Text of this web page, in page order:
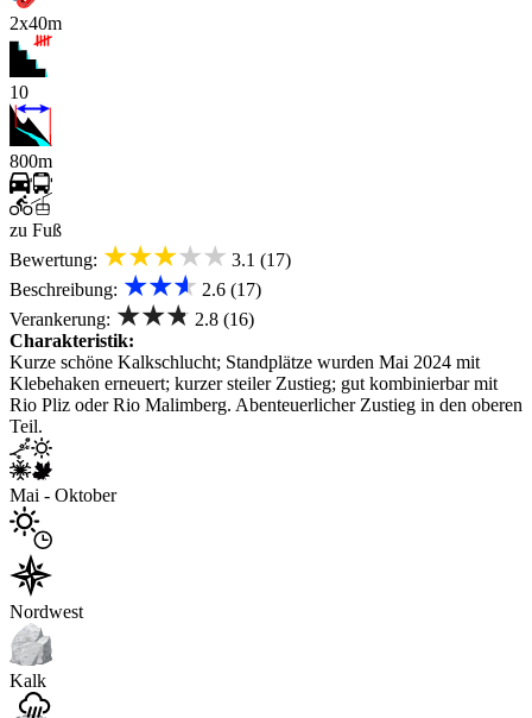
2x40m
10
800m
zu Fuß
Bewertung: ★★★★★ 3.1 (17)
Beschreibung: ★★★ 2.6 (17)
Verankerung: ★★★ 2.8 (16)
Charakteristik:
Kurze schöne Kalkschlucht; Standplätze wurden Mai 2024 mit
Klebehaken erneuert; kurzer steiler Zustieg; gut kombinierbar mit
Rio Pliz oder Rio Malimberg. Abenteuerlicher Zustieg in den oberen
Teil.
Mai - Oktober
Nordwest
Kalk